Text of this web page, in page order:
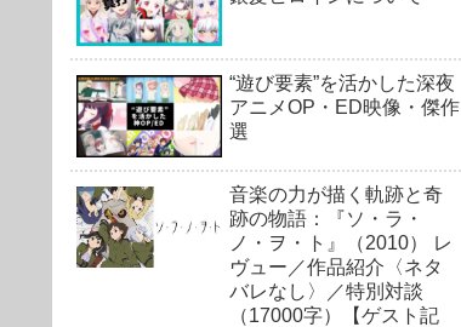
“遊び要素”を活かした深夜
アニメOP・ED映像・傑作
選
音楽の力が描く軌跡と奇
跡の物語：『ソ・ラ・
ノ・ヲ・ト』（2010） レ
ヴュー／作品紹介〈ネタ
バレなし〉／特別対談
（17000字）【ゲスト記